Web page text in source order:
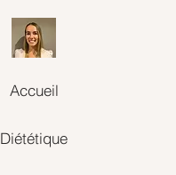
Accueil
Diététique